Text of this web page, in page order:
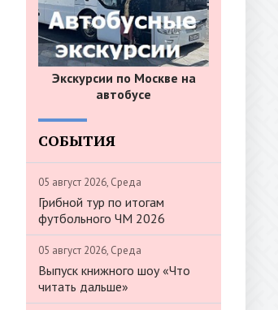
Экскурсии по Москве на
автобусе
СОБЫТИЯ
05 август 2026, Среда
Грибной тур по итогам
футбольного ЧМ 2026
05 август 2026, Среда
Выпуск книжного шоу «Что
читать дальше»